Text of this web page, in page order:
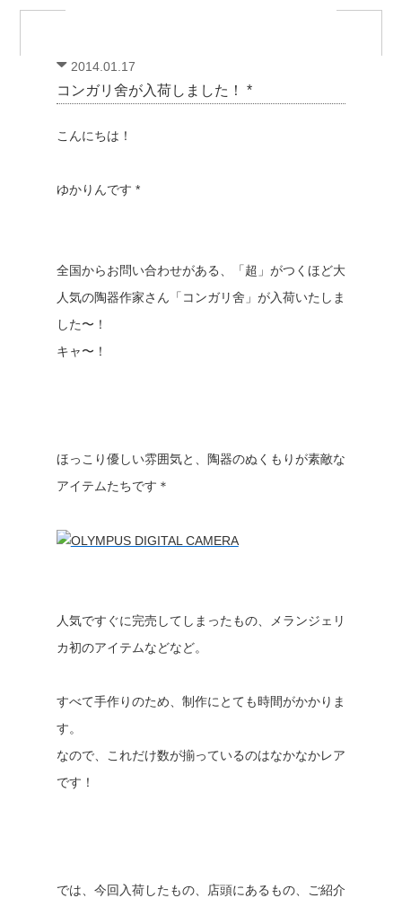
2014.01.17
コンガリ舍が入荷しました！ *
こんにちは！
ゆかりんです *
全国からお問い合わせがある、「超」がつくほど大
人気の陶器作家さん「コンガリ舍」が入荷いたしま
した〜！
キャ〜！
ほっこり優しい雰囲気と、陶器のぬくもりが素敵な
アイテムたちです＊
人気ですぐに完売してしまったもの、メランジェリ
カ初のアイテムなどなど。
すべて手作りのため、制作にとても時間がかかりま
す。
なので、これだけ数が揃っているのはなかなかレア
です！
では、今回入荷したもの、店頭にあるもの、ご紹介